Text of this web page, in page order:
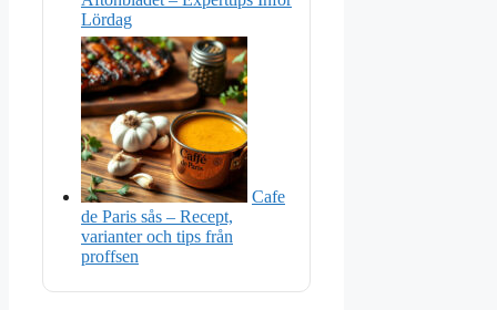
Lördag
Cafe
de Paris sås – Recept,
varianter och tips från
proffsen